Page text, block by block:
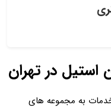
استیل در تهران
خدمات به مجموعه‌ های